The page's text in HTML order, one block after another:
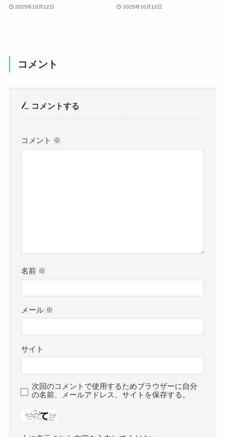
2025年10月12日 2025年10月12日
コメント
コメントする
コメント ※
名前 ※
メール ※
サイト
次回のコメントで使用するためブラウザーに自分
の名前、メールアドレス、サイトを保存する。